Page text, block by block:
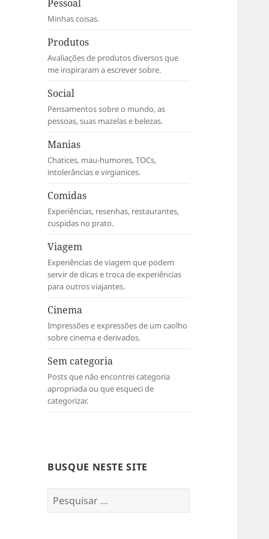
Pessoal
Minhas coisas.
Produtos
Avaliações de produtos diversos que
me inspiraram a escrever sobre.
Social
Pensamentos sobre o mundo, as
pessoas, suas mazelas e belezas.
Manias
Chatices, mau-humores, TOCs,
intolerâncias e virgianices.
Comidas
Experiências, resenhas, restaurantes,
cuspidas no prato.
Viagem
Experiências de viagem que podem
servir de dicas e troca de experiências
para outros viajantes.
Cinema
Impressões e expressões de um caolho
sobre cinema e derivados.
Sem categoria
Posts que não encontrei categoria
apropriada ou que esqueci de
categorizar.
BUSQUE NESTE SITE
Pesquisar
por: